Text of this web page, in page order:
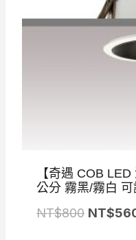
【奇遇 COB
公分 霧黑/霧白
NT$800 原
NT$